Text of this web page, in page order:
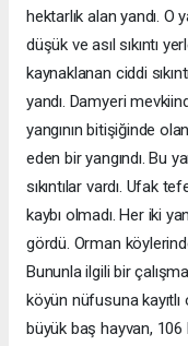
hektarlık alan yandı. O
düşük ve asıl sıkıntı
kaynaklanan ciddi
yandı. Damyeri
yangının bitişiğinde
eden bir yangındı. Bu
sıkıntılar vardı. Ufak
kaybı olmadı. Her iki
gördü. Orman
Bununla ilgili bir
köyün nüfusuna
büyük baş hayvan, 106